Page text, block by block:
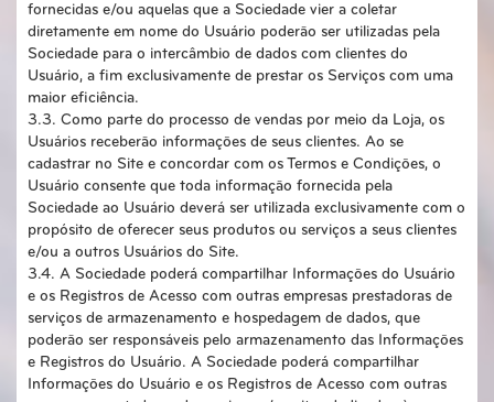
fornecidas e/ou aquelas que a Sociedade vier a coletar
diretamente em nome do Usuário poderão ser utilizadas pela
Sociedade para o intercâmbio de dados com clientes do
Usuário, a fim exclusivamente de prestar os Serviços com uma
maior eficiência.
3.3. Como parte do processo de vendas por meio da Loja, os
Usuários receberão informações de seus clientes. Ao se
cadastrar no Site e concordar com os Termos e Condições, o
Usuário consente que toda informação fornecida pela
Sociedade ao Usuário deverá ser utilizada exclusivamente com o
propósito de oferecer seus produtos ou serviços a seus clientes
e/ou a outros Usuários do Site.
3.4. A Sociedade poderá compartilhar Informações do Usuário
e os Registros de Acesso com outras empresas prestadoras de
serviços de armazenamento e hospedagem de dados, que
poderão ser responsáveis pelo armazenamento das Informações
e Registros do Usuário. A Sociedade poderá compartilhar
Informações do Usuário e os Registros de Acesso com outras